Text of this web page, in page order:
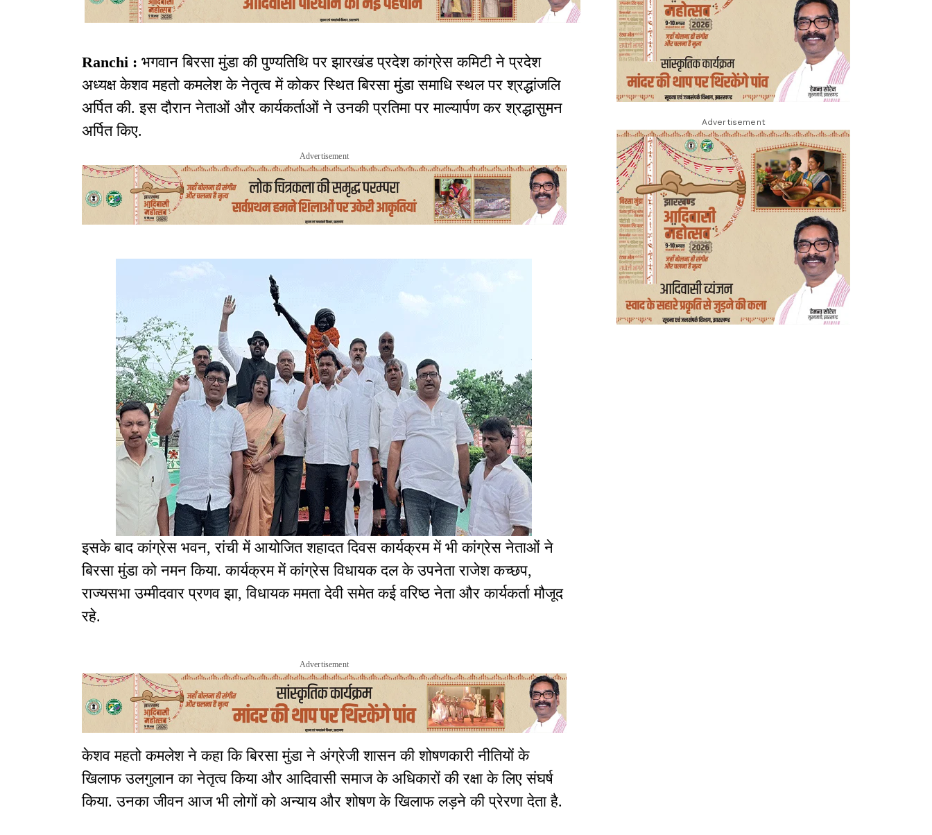
Ranchi : भगवान बिरसा मुंडा की पुण्यतिथि पर झारखंड प्रदेश कांग्रेस कमिटी ने प्रदेश
अध्यक्ष केशव महतो कमलेश के नेतृत्व में कोकर स्थित बिरसा मुंडा समाधि स्थल पर श्रद्धांजलि
अर्पित की. इस दौरान नेताओं और कार्यकर्ताओं ने उनकी प्रतिमा पर माल्यार्पण कर श्रद्धासुमन
अर्पित किए.
Advertisement
इसके बाद कांग्रेस भवन, रांची में आयोजित शहादत दिवस कार्यक्रम में भी कांग्रेस नेताओं ने
बिरसा मुंडा को नमन किया. कार्यक्रम में कांग्रेस विधायक दल के उपनेता राजेश कच्छप,
राज्यसभा उम्मीदवार प्रणव झा, विधायक ममता देवी समेत कई वरिष्ठ नेता और कार्यकर्ता मौजूद
रहे.
Advertisement
केशव महतो कमलेश ने कहा कि बिरसा मुंडा ने अंग्रेजी शासन की शोषणकारी नीतियों के
खिलाफ उलगुलान का नेतृत्व किया और आदिवासी समाज के अधिकारों की रक्षा के लिए संघर्ष
किया. उनका जीवन आज भी लोगों को अन्याय और शोषण के खिलाफ लड़ने की प्रेरणा देता है.
Advertisement